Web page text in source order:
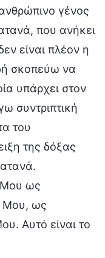
γένος
που ανήκει
είναι πλέον η
σκοπεύω να
υπάρχει στον
συντριπτική
του
της δόξας
Μου ως
Μου, ως
Αυτό είναι το